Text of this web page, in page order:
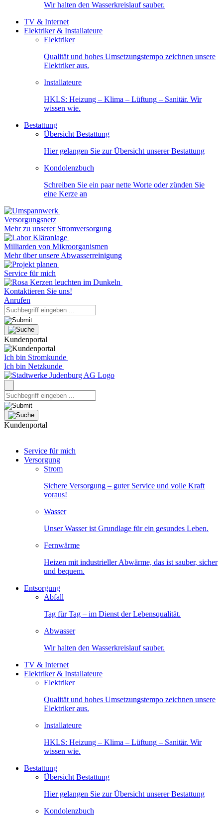
Wir halten den Wasserkreislauf sauber.
TV & Internet
Elektriker & Installateure
Elektriker
Qualität und hohes Umsetzungstempo zeichnen unsere
Elektriker aus.
Installateure
HKLS: Heizung – Klima – Lüftung – Sanitär. Wir
wissen wie.
Bestattung
Übersicht Bestattung
Hier gelangen Sie zur Übersicht unserer Bestattung
Kondolenzbuch
Schreiben Sie ein paar nette Worte oder zünden Sie
eine Kerze an
Versorgungsnetz
Mehr zu unserer Stromversorgung
Milliarden von Mikroorganismen
Mehr über unsere Abwasserreinigung
Service für mich
Kontaktieren Sie uns!
Anrufen
Kundenportal
Ich bin Stromkunde
Ich bin Netzkunde
Kundenportal
Service für mich
Versorgung
Strom
Sichere Versorgung – guter Service und volle Kraft
voraus!
Wasser
Unser Wasser ist Grundlage für ein gesundes Leben.
Fernwärme
Heizen mit industrieller Abwärme, das ist sauber, sicher
und bequem.
Entsorgung
Abfall
Tag für Tag – im Dienst der Lebensqualität.
Abwasser
Wir halten den Wasserkreislauf sauber.
TV & Internet
Elektriker & Installateure
Elektriker
Qualität und hohes Umsetzungstempo zeichnen unsere
Elektriker aus.
Installateure
HKLS: Heizung – Klima – Lüftung – Sanitär. Wir
wissen wie.
Bestattung
Übersicht Bestattung
Hier gelangen Sie zur Übersicht unserer Bestattung
Kondolenzbuch